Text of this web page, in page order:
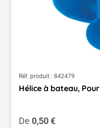
Réf. produit : 842479
Hélice à bateau,
Prix régulier :
De 0,50 €